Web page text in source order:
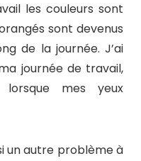
les couleurs sont
sont devenus
de la journée. J’ai
journée de travail,
mes yeux
un autre problème à